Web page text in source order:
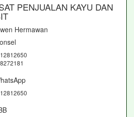
PENJUALAN KAYU DAN
Hermawan